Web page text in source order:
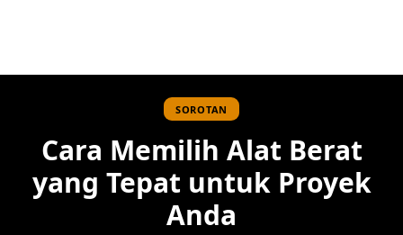
SOROTAN
Cara Memilih Alat Berat
yang Tepat untuk Proyek
Anda